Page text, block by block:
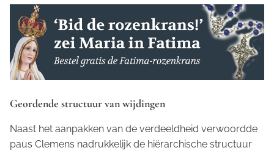
Geordende structuur van wijdingen
Naast het aanpakken van de verdeeldheid verwoordde
paus Clemens nadrukkelijk de hiërarchische structuur